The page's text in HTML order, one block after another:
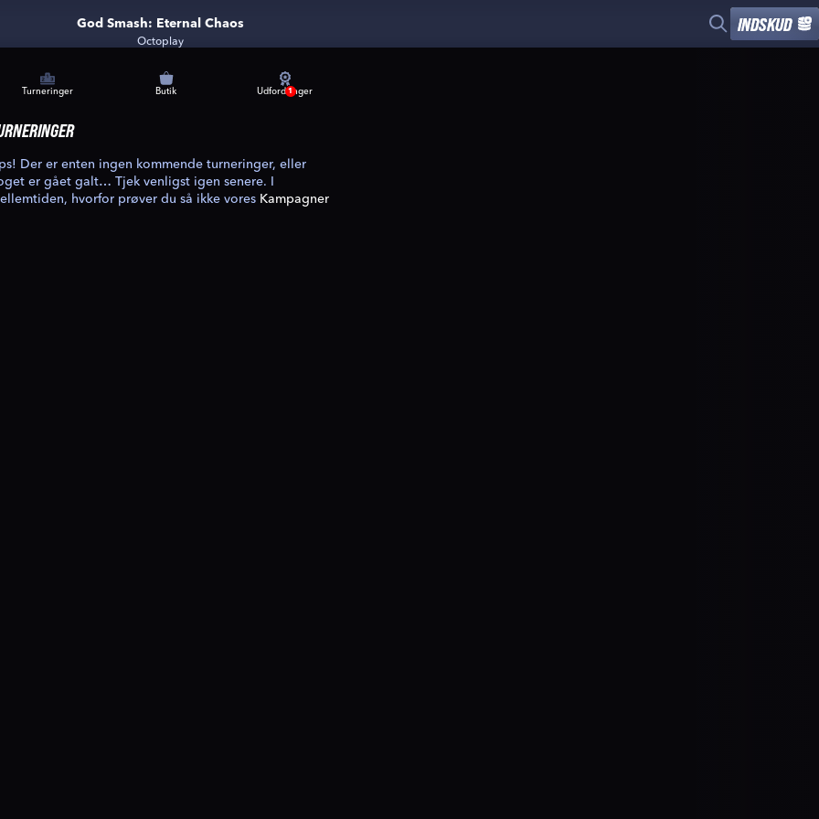
God Smash: Eternal Chaos
Octoplay
INDSKUD
Turneringer Butik 1
Udfordringer
Der er enten ingen kommende turneringer, eller
er gået galt… Tjek venligst igen senere. I
hvorfor prøver du så ikke vores Kampagner